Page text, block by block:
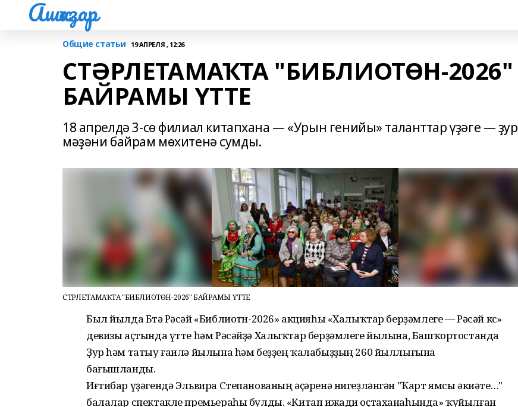
Ашҡаҙар
Общие статьи 19 АПРЕЛЯ , 12:26
СТӘРЛЕТАМАҠТА "БИБЛИОТӨН-2026"
БАЙРАМЫ ҮТТЕ
18 апрелдә 3-сө филиал китапхана — «Урын генийы» таланттар үҙәге — ҙур
мәҙәни байрам мөхитенә сумды.
СТӘРЛЕТАМАҠТА "БИБЛИОТӨН-2026" БАЙРАМЫ ҮТТЕ
Был йылда Бөтә Рәсәй «Библиотөн-2026» акцияһы «Халыҡтар берҙәмлеге — Рәсәй көсө»
девизы аҫтында үтте һәм Рәсәйҙә Халыҡтар берҙәмлеге йылына, Башҡортостанда
Ҙур һәм татыу ғаилә йылына һәм беҙҙең ҡалабыҙҙың 260 йыллығына
бағышланды.
Иғтибар үҙәгендә Эльвира Степанованың әҫәренә нигеҙләнгән "Ҡарт ямсы әкиәте…"
балалар спектакле премьераһы булды. «Китап ижади оҫтаханаһында» ҡуйылған